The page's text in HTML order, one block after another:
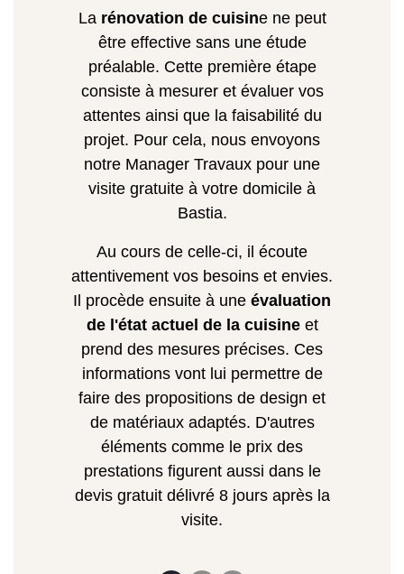
La rénovation de cuisine ne peut
être effective sans une étude
préalable. Cette première étape
consiste à mesurer et évaluer vos
attentes ainsi que la faisabilité du
projet. Pour cela, nous envoyons
notre Manager Travaux pour une
visite gratuite à votre domicile à
Bastia.
Au cours de celle-ci, il écoute
attentivement vos besoins et envies.
Il procède ensuite à une évaluation
de l'état actuel de la cuisineet
prend des mesures précises. Ces
informations vont lui permettre de
faire des propositions de design et
de matériaux adaptés. D'autres
éléments comme le prix des
prestations figurent aussi dans le
devis gratuit délivré 8 jours après la
visite.